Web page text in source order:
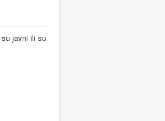
su javni ili su